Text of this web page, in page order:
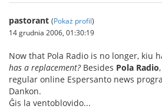
pastorant (Pokaż profil)
14 grudnia 2006, 01:30:19
Now that Pola Radio is no longer, kiu
has a replacement?Besides Pola Radio
regular online Espersanto news
Dankon.
Ĝis la ventoblovido...